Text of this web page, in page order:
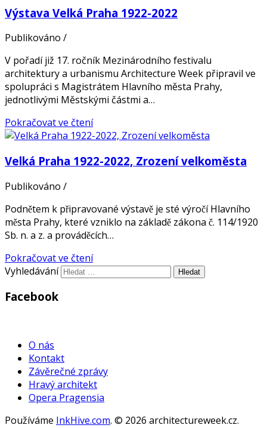
Výstava Velká Praha 1922-2022
Publikováno /
V pořadí již 17. ročník Mezinárodního festivalu
architektury a urbanismu Architecture Week připravil ve
spolupráci s Magistrátem Hlavního města Prahy,
jednotlivými Městskými částmi a…
Pokračovat ve čtení
Velká Praha 1922-2022, Zrození velkoměsta
Publikováno /
Podnětem k připravované výstavě je sté výročí Hlavního
města Prahy, které vzniklo na základě zákona č. 114/1920
Sb. n. a z. a prováděcích…
Pokračovat ve čtení
Vyhledávání
Facebook
O nás
Kontakt
Závěrečné zprávy
Hravý architekt
Opera Pragensia
Používáme InkHive.com. © 2026 architectureweek.cz.